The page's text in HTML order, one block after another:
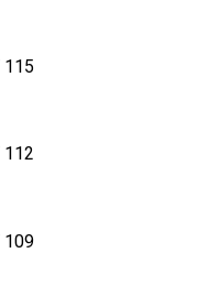
115
112
109